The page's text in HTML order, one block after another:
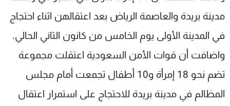
مدينة بريدة والعاصمة الرياض بعد اعتقالهن اثناء احتجاج
في المدينة الأولى يوم الخامس من كانون الثاني الحالي.
واضافت أن قوات الأمن السعودية اعتقلت مجموعة
تضم نحو 18 إمرأة و10 أطفال تجمعت أمام مجلس
المظالم في مدينة بريدة للاحتجاج على استمرار اعتقال